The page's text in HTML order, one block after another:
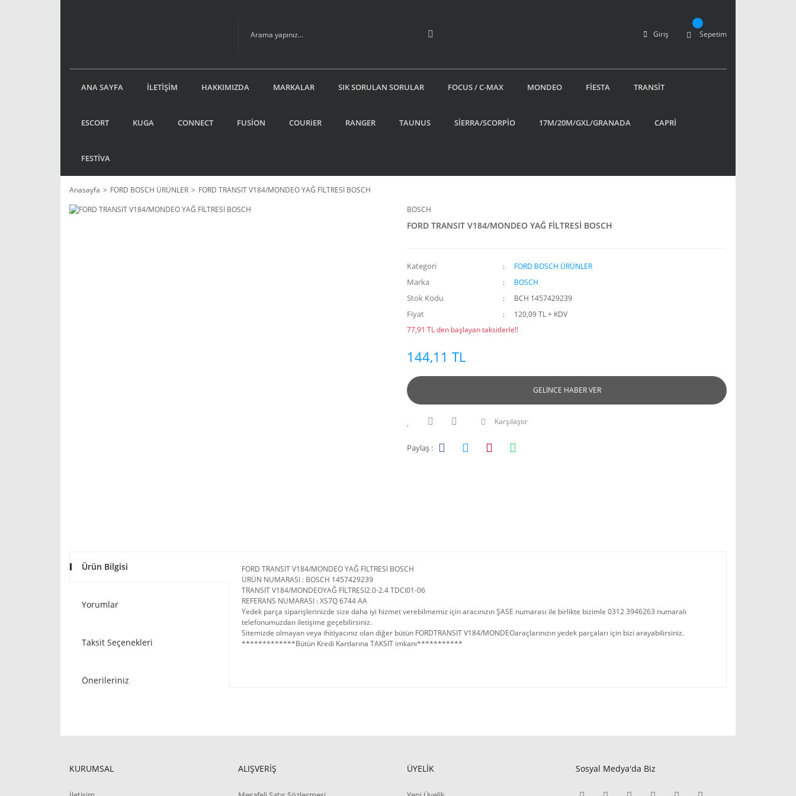
Giriş Sepetim
ANA SAYFA İLETİŞİM HAKKIMIZDA MARKALAR SIK SORULAN SORULAR FOCUS / C-MAX MONDEO FİESTA TRANSİT
ESCORT KUGA CONNECT FUSİON COURiER RANGER TAUNUS SİERRA/SCORPİO 17M/20M/GXL/GRANADA CAPRİ
FESTİVA
Anasayfa FORD BOSCH ÜRÜNLER
FORD TRANSIT V184/MONDEO YAĞ FİLTRESİ BOSCH
BOSCH
FORD TRANSIT V184/MONDEO YAĞ FİLTRESİ BOSCH
Kategori FORD BOSCH ÜRÜNLER
Marka BOSCH
Stok Kodu BCH 1457429239
Fiyat
120,09 TL + KDV
77,91 TL den başlayan taksitlerle!!
144,11 TL
GELİNCE HABER VER
Karşılaştır
Paylaş :
Ürün Bilgisi
Yorumlar
Taksit Seçenekleri
Önerileriniz
FORD TRANSIT V184/MONDEO YAĞ FİLTRESİ BOSCH
ÜRÜN NUMARASI : BOSCH 1457429239
TRANSIT V184/MONDEOYAĞ FİLTRESİ2.0-2.4 TDCI01-06
REFERANS NUMARASI : XS7Q 6744 AA
Yedek parça siparişlerinizde size daha iyi hizmet verebilmemiz için aracınızın ŞASE numarası ile birlikte bizimle 0312 3946263 numaralı
telefonumuzdan iletişime geçebilirsiniz.
Sitemizde olmayan veya ihitiyacınız olan diğer bütün FORDTRANSIT V184/MONDEOaraçlarınızın yedek parçaları için bizi arayabilirsiniz.
*************Bütün Kredi Kartlarına TAKSİT imkanı***********
KURUMSAL ALIŞVERİŞ ÜYELİK Sosyal Medya'da Biz